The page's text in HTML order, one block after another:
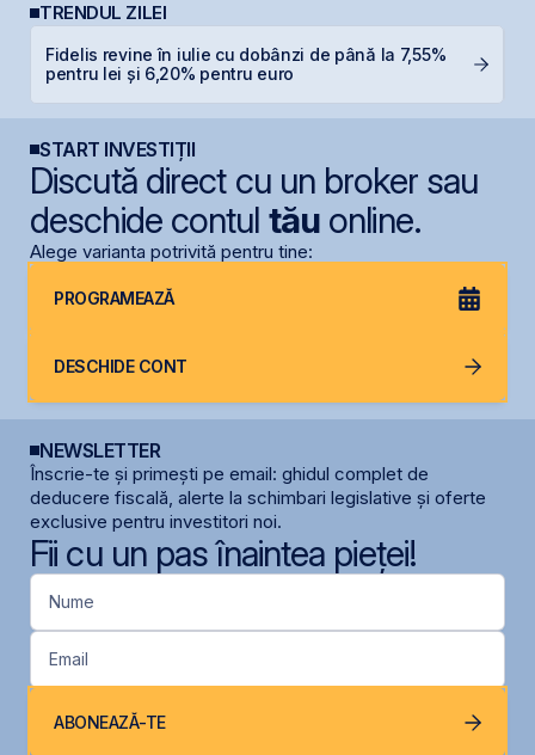
TRENDUL ZILEI
Fidelis revine în iulie cu dobânzi de până la 7,55%
pentru lei și 6,20% pentru euro
START INVESTIȚII
Discută direct cu un broker sau
deschide contul tăuonline.
Alege varianta potrivită pentru tine:
PROGRAMEAZĂ
DESCHIDE CONT
NEWSLETTER
Înscrie-te și primești pe email: ghidul complet de
deducere fiscală, alerte la schimbari legislative și oferte
exclusive pentru investitori noi.
Fii cu un pas înaintea pieței!
Nume
Email
ABONEAZĂ-TE